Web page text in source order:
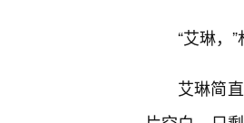
“艾琳，
艾琳简